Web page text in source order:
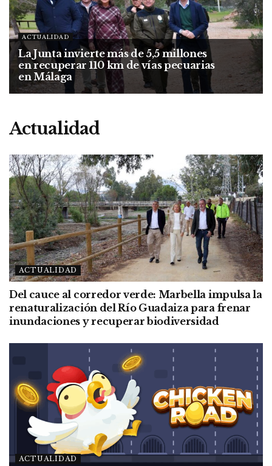
ACTUALIDAD
La Junta invierte más de 5,5 millones
en recuperar 110 km de vías pecuarias
en Málaga
Actualidad
ACTUALIDAD
Del cauce al corredor verde: Marbella impulsa la
renaturalización del Río Guadaiza para frenar
inundaciones y recuperar biodiversidad
ACTUALIDAD